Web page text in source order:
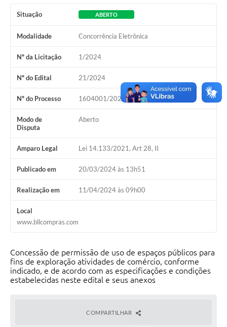
Situação ABERTO
Modalidade Concorrência Eletrônica
Nº da Licitação 1/2024
Nº do Edital 21/2024
Nº do Processo 1604001/2024
Modo de
Disputa
Aberto
Amparo Legal Lei 14.133/2021, Art 28, II
Publicado em 20/03/2024 às 13h51
Realização em 11/04/2024 às 09h00
Local
www.bllcompras.com
Concessão de permissão de uso de espaços públicos para
fins de exploração atividades de comércio, conforme
indicado, e de acordo com as especificações e condições
estabelecidas neste edital e seus anexos
COMPARTILHAR